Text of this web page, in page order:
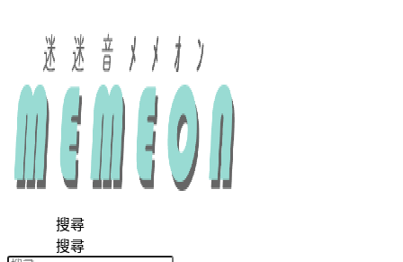
搜尋
搜尋